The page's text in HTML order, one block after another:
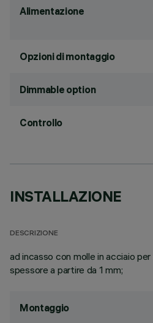
Alimentazione
Opzioni di montaggio
Dimmable option
Controllo
INSTALLAZIONE
DESCRIZIONE
ad incasso con molle in acciaio
spessore a partire da 1 mm;
Montaggio